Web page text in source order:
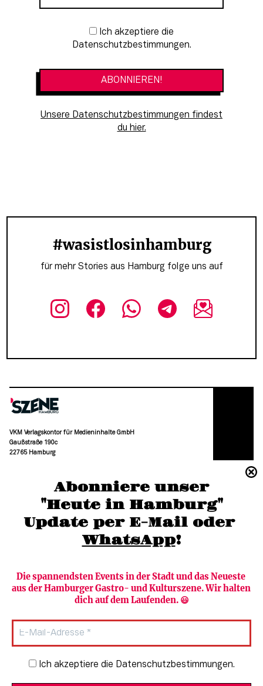
Abonniere unser
"Heute in Hamburg"
Update per E-Mail oder
WhatsApp!
Die spannendsten Events in der Stadt und das Neueste
aus der Hamburger Gastro- und Kulturszene. Wir halten
dich auf dem Laufenden. 😃
Newsletter-Anmeldung
Ich akzeptiere die Datenschutzbestimmungen.
Newsletter-Anmeldung
Datenschutzbestimmungen.
Unsere Datenschutzbestimmungen findest
du hier.
#wasistlosinhamburg
für mehr Stories aus Hamburg folge uns auf
VKM Verlagskontor für Medieninhalte GmbH
Gaußstraße 190c
22765 Hamburg
moc.grubmah-enezs@ofni
Newsletter abonnieren
HAMBURG PUR
Verlag